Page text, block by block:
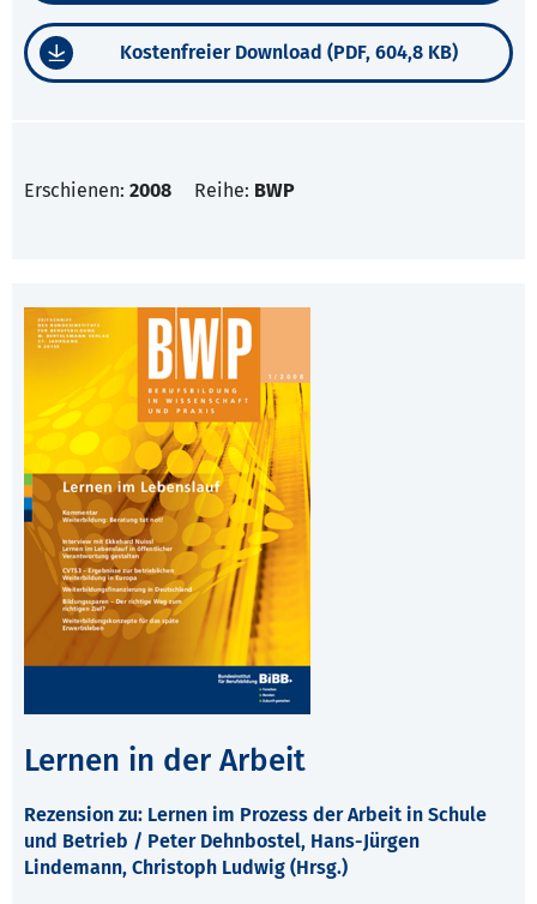
Kostenfreier Download (PDF, 604,8 KB)
Erschienen: 2008 Reihe: BWP
Lernen in der Arbeit
Rezension zu: Lernen im Prozess der Arbeit in Schule
und Betrieb / Peter Dehnbostel, Hans-Jürgen
Lindemann, Christoph Ludwig (Hrsg.)